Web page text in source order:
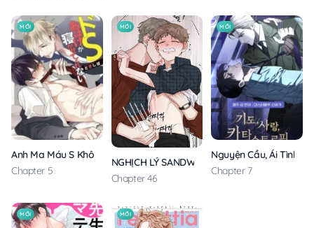
MỚI
Anh Ma Máu S Không Cho Tôi Ngủ Yên
Chapter 5
MỚI
NGHỊCH LÝ SANDWICH
Chapter 46
MỚI
Nguyện Cầu, Ái Tình,
Chapter 7
MỚI MỚI